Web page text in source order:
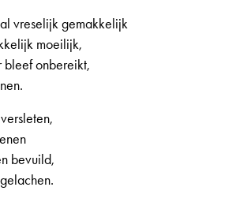
vreselijk gemakkelijk
moeilijk,
onbereikt,
bevuild,